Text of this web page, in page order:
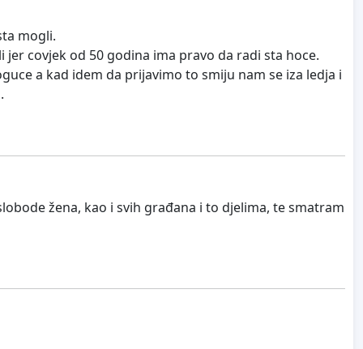
mogli.
covjek od 50 godina ima pravo da radi sta hoce.
a kad idem da prijavimo to smiju nam se iza ledja i
žena, kao i svih građana i to djelima, te smatram